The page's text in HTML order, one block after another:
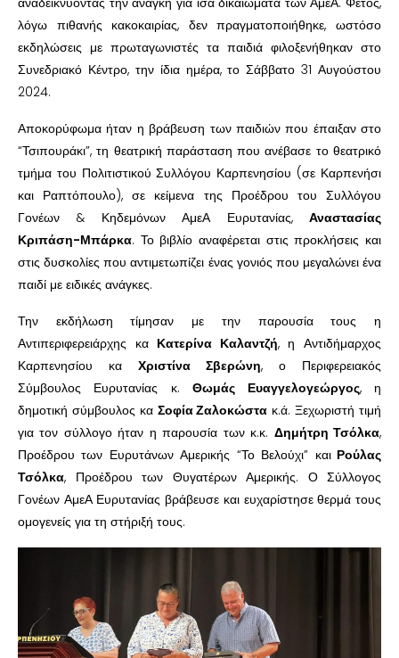
λόγω πιθανής κακοκαιρίας, δεν πραγματοποιήθηκε, ωστόσο
εκδηλώσεις με πρωταγωνιστές τα παιδιά φιλοξενήθηκαν στο
Συνεδριακό Κέντρο, την ίδια ημέρα, το Σάββατο 31 Αυγούστου
2024.
Αποκορύφωμα ήταν η βράβευση των παιδιών που έπαιξαν στο
“Τσιπουράκι”, τη θεατρική παράσταση που ανέβασε το θεατρικό
τμήμα του Πολιτιστικού Συλλόγου Καρπενησίου (σε Καρπενήσι
και Ραπτόπουλο), σε κείμενα της Προέδρου του Συλλόγου
Γονέων & Κηδεμόνων ΑμεΑ Ευρυτανίας, Αναστασίας
Κριπάση-Μπάρκα. Το βιβλίο αναφέρεται στις προκλήσεις και
στις δυσκολίες που αντιμετωπίζει ένας γονιός που μεγαλώνει ένα
παιδί με ειδικές ανάγκες.
Την εκδήλωση τίμησαν με την παρουσία τους η
Αντιπεριφερειάρχης κα Κατερίνα Καλαντζή, η Αντιδήμαρχος
Καρπενησίου κα Χριστίνα Σβερώνη, ο Περιφερειακός
Σύμβουλος Ευρυτανίας κ.Θωμάς Ευαγγελογεώργος, η
δημοτική σύμβουλος κα Σοφία Ζαλοκώστα κ.ά. Ξεχωριστή τιμή
για τον σύλλογο ήταν η παρουσία των κ.κ. Δημήτρη Τσόλκα,
Προέδρου των Ευρυτάνων Αμερικής “Το Βελούχι” καιΡούλας
Τσόλκα, Προέδρου των Θυγατέρων Αμερικής. Ο Σύλλογος
Γονέων ΑμεΑ Ευρυτανίας βράβευσε και ευχαρίστησε θερμά τους
ομογενείς για τη στήριξή τους.